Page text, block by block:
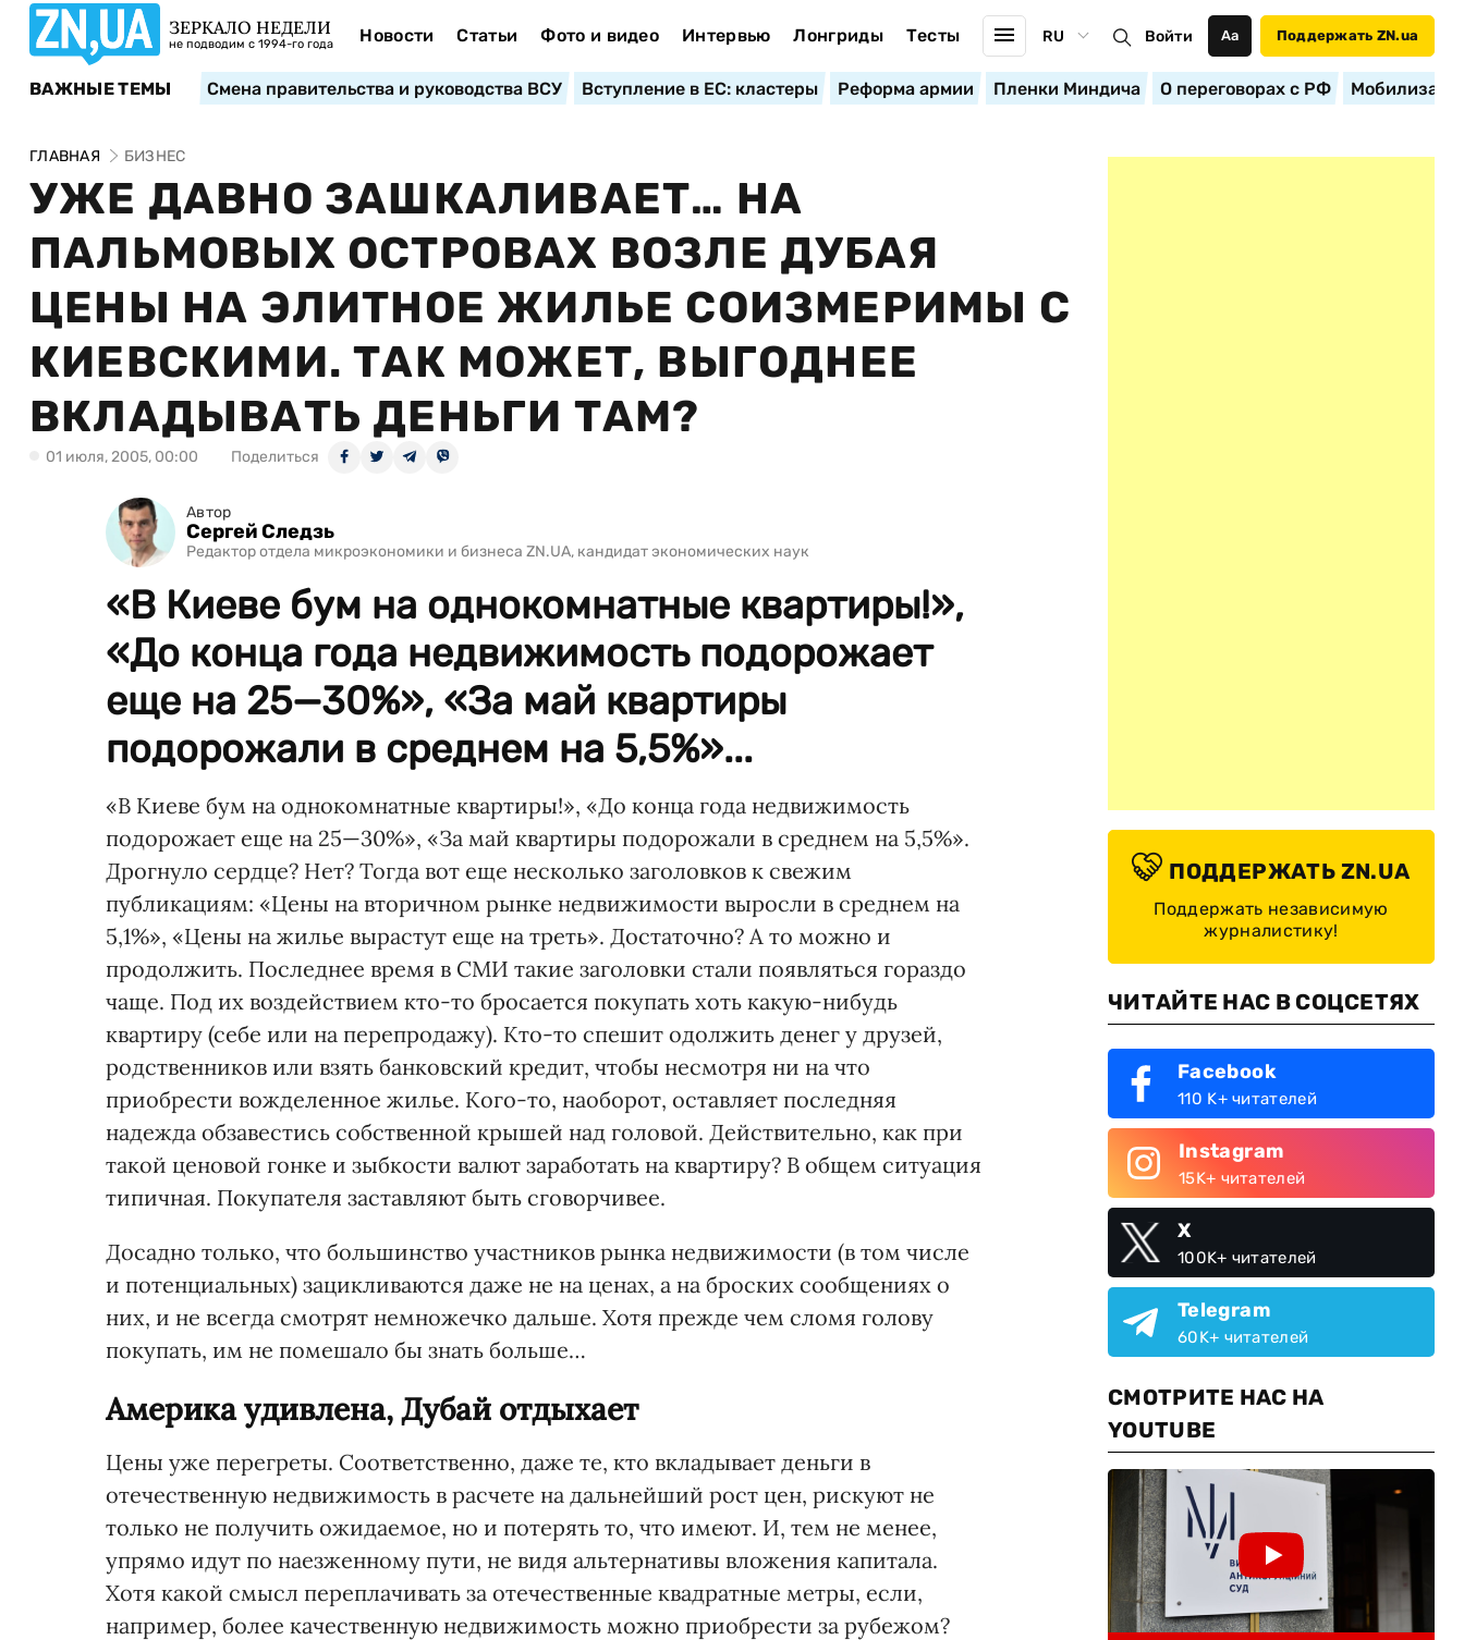
ЗЕРКАЛО НЕДЕЛИ
не подводим с 1994-го года Новости Статьи Фото и видео Интервью Лонгриды Тесты RU Войти Аа Поддержать ZN.ua
ВАЖНЫЕ ТЕМЫ Смена правительства и руководства ВСУ Вступление в ЕС: кластеры Реформа армии Пленки Миндича О переговорах с РФ
ГЛАВНАЯ БИЗНЕС
УЖЕ ДАВНО ЗАШКАЛИВАЕТ… НА
ПАЛЬМОВЫХ ОСТРОВАХ ВОЗЛЕ ДУБАЯ
ЦЕНЫ НА ЭЛИТНОЕ ЖИЛЬЕ СОИЗМЕРИМЫ С
КИЕВСКИМИ. ТАК МОЖЕТ, ВЫГОДНЕЕ
ВКЛАДЫВАТЬ ДЕНЬГИ ТАМ?
01 июля, 2005, 00:00 Поделиться
Автор
Сергей Следзь
Редактор отдела микроэкономики и бизнеса ZN.UA, кандидат экономических наук
«В Киеве бум на однокомнатные квартиры!»,
«До конца года недвижимость подорожает
еще на 25—30%», «За май квартиры
подорожали в среднем на 5,5%»...
«В Киеве бум на однокомнатные квартиры!», «До конца года недвижимость
подорожает еще на 25—30%», «За май квартиры подорожали в среднем на 5,5%».
Дрогнуло сердце? Нет? Тогда вот еще несколько заголовков к свежим
публикациям: «Цены на вторичном рынке недвижимости выросли в среднем на
5,1%», «Цены на жилье вырастут еще на треть». Достаточно? А то можно и
продолжить. Последнее время в СМИ такие заголовки стали появляться гораздо
чаще. Под их воздействием кто-то бросается покупать хоть какую-нибудь
квартиру (себе или на перепродажу). Кто-то спешит одолжить денег у друзей,
родственников или взять банковский кредит, чтобы несмотря ни на что
приобрести вожделенное жилье. Кого-то, наоборот, оставляет последняя
надежда обзавестись собственной крышей над головой. Действительно, как при
такой ценовой гонке и зыбкости валют заработать на квартиру? В общем ситуация
типичная. Покупателя заставляют быть сговорчивее.
Досадно только, что большинство участников рынка недвижимости (в том числе
и потенциальных) зацикливаются даже не на ценах, а на броских сообщениях о
них, и не всегда смотрят немножечко дальше. Хотя прежде чем сломя голову
покупать, им не помешало бы знать больше…
Америка удивлена, Дубай отдыхает
Цены уже перегреты. Соответственно, даже те, кто вкладывает деньги в
отечественную недвижимость в расчете на дальнейший рост цен, рискуют не
только не получить ожидаемое, но и потерять то, что имеют. И, тем не менее,
упрямо идут по наезженному пути, не видя альтернативы вложения капитала.
Хотя какой смысл переплачивать за отечественные квадратные метры, если,
например, более качественную недвижимость можно приобрести за рубежом?
ПОДДЕРЖАТЬ ZN.UA
Поддержать независимую
журналистику!
ЧИТАЙТЕ НАС В СОЦСЕТЯХ
Facebook
110 K+ читателей
Instagram
15K+ читателей
X
100K+ читателей
Telegram
60K+ читателей
СМОТРИТЕ НАС НА
YOUTUBE